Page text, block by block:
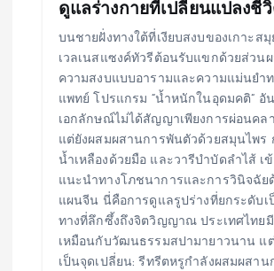
ดูแลร่างกายที่เปลี่ยนแปลงชี
บนชายฝั่งทางใต้ที่เงียบสงบของเกาะส
เวลเนสแซงค์ทัวรีต้อนรับแขกด้วยส่วน
ความสงบแบบอารามและความแม่นยำ
แพทย์ โปรแกรม “น้ำหนักในอุดมคติ” อั
เอกลักษณ์ไม่ได้สัญญาเพียงการผ่อนคล
แต่ยังผสมผสานการพันตัวด้วยสมุนไพร
น้ำเหลืองด้วยมือ และวารีบำบัดลำไส้ เ
แนะนำทางโภชนาการและการวินิจฉัย
แผนจีน นี่คือการดูแลรูปร่างที่ยกระดับเ
ทางที่ลึกซึ้งถึงจิตวิญญาณ ประเทศไทย
เหมือนกับวัฒนธรรมสปามายาวนาน แ
เป็นจุดเปลี่ยน: รีทรีตหรูกำลังผสมผสาน